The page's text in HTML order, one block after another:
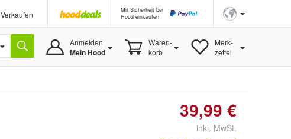
Verkaufen
Mit Sicherheit bei
Hood einkaufen
Anmelden
Mein Hood
Waren-
korb
Merk-
zettel
39,99 €
inkl. MwSt.